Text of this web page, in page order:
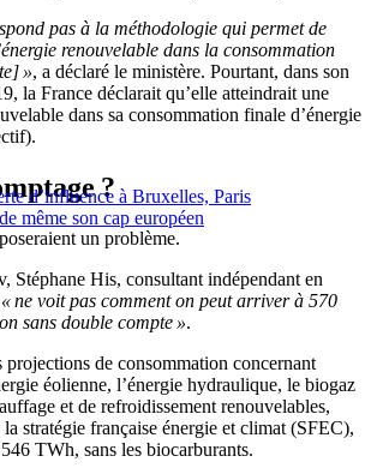
pas à la méthodologie qui permet de
renouvelable dans la consommation
», a déclaré le ministère. Pourtant, dans son
la France déclarait qu’elle atteindrait une
dans sa consommation finale d’énergie
d’influence à Bruxelles, Paris
même son cap européen
?
un problème.
Stéphane His, consultant indépendant en
« ne voit pas comment on peut arriver à 570
sans double compte ».
projections de consommation concernant
éolienne, l’énergie hydraulique, le biogaz
et de refroidissement renouvelables,
stratégie française énergie et climat (SFEC),
TWh, sans les biocarburants.